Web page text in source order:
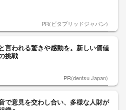
PR(ビタブリッドジャパン)
言われる驚きや感動を。新しい価値
挑戦
PR(dentsu Japan)
で意見を交わし合い、多様な人財が